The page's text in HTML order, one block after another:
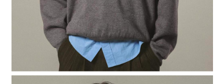
３．未成年的使用者請事先徵得法定代理人或監護人之同意方可使用
「AFTEE先享後付」，若未經同意申辦者引起之損失，本公司不負相關責
４．使用「AFTEE先享後付」時，將依據個別帳號之用戶狀況，依本公司即
時審查核予不同之上限額度；若仍有額度不足之情形，本公司將視審查結果
請求用戶進行身份認證。
５．嚴禁一人註冊多個帳號或使用他人資訊註冊。若發現惡意使用之情形，
恩沛科技股份有限公司將有權停止該用戶之使用額度並採取法律行動。